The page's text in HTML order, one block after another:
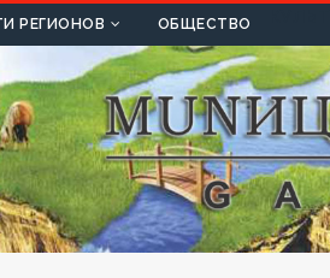
РЕГИОНОВ ОБЩЕСТВО